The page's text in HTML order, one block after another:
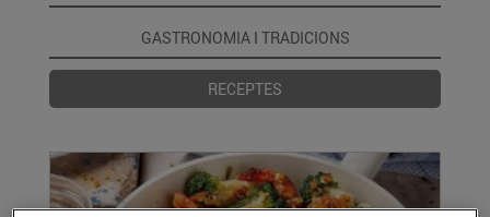
GASTRONOMIA I TRADICIONS
RECEPTES